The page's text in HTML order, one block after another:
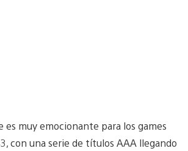
es muy emocionante para los games
con una serie de títulos AAA llegando